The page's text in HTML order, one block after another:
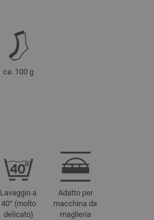
ca. 100 g
Lavaggio a
40° (molto
delicato)
Adatto per
macchina da
maglieria